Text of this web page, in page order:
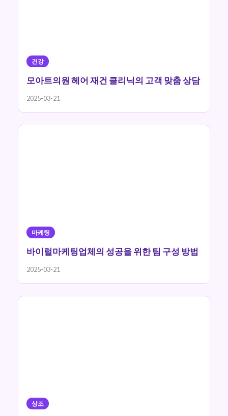
건강
모아트의원 헤어 재건 클리닉의 고객 맞춤 상담
2025-03-21
마케팅
바이럴마케팅업체의 성공을 위한 팀 구성 방법
2025-03-21
상조